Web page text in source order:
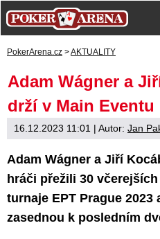
PokerArena.cz >AKTUALITY
Adam Wágner a
drží v Main Eventu
16.12.2023 11:01 | Autor: Jan
Adam Wágner a Jiří
hráči přežili 30
turnaje EPT Prague 2023
zasednou k posledním